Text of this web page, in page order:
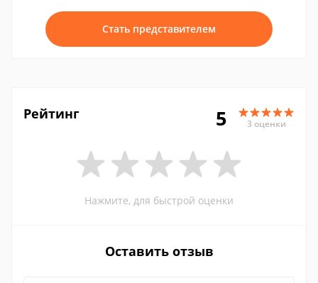
Стать представителем
Рейтинг 5 3 оценки
Нажмите, для быстрой оценки
Оставить отзыв